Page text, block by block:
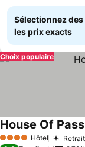
Sélectionnez
les prix exacts
Choix populaire
4 Étoiles Hôtel
House Of